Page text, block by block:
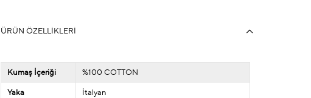
ÜRÜN ÖZELLIKLERI
Kumaş İçeriği %100 COTTON
Yaka İtalyan